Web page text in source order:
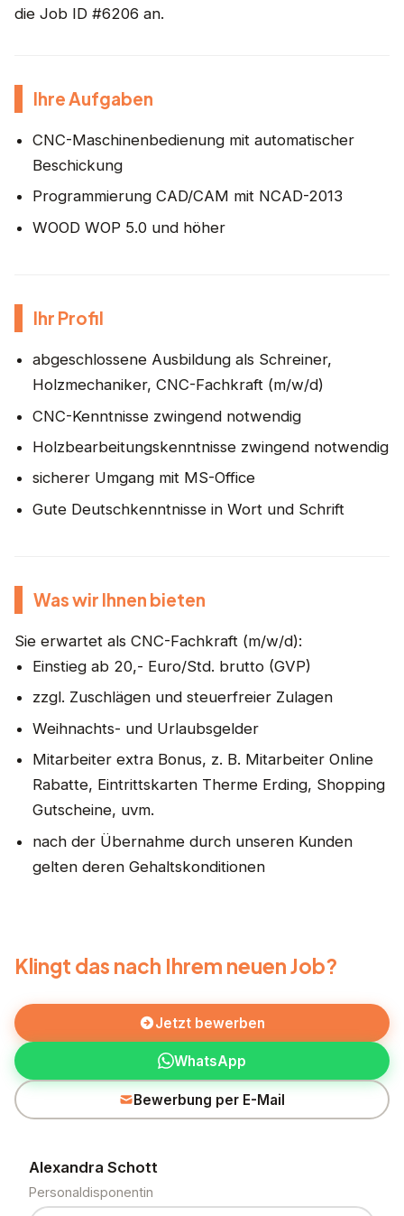
die Job ID #6206 an.
Ihre Aufgaben
CNC-Maschinenbedienung mit automatischer
Beschickung
Programmierung CAD/CAM mit NCAD-2013
WOOD WOP 5.0 und höher
Ihr Profil
abgeschlossene Ausbildung als Schreiner,
Holzmechaniker, CNC-Fachkraft (m/w/d)
CNC-Kenntnisse zwingend notwendig
Holzbearbeitungskenntnisse zwingend notwendig
sicherer Umgang mit MS-Office
Gute Deutschkenntnisse in Wort und Schrift
Was wir Ihnen bieten
Sie erwartet als CNC-Fachkraft (m/w/d):
Einstieg ab 20,- Euro/Std. brutto (GVP)
zzgl. Zuschlägen und steuerfreier Zulagen
Weihnachts- und Urlaubsgelder
Mitarbeiter extra Bonus, z. B. Mitarbeiter Online
Rabatte, Eintrittskarten Therme Erding, Shopping
Gutscheine, uvm.
nach der Übernahme durch unseren Kunden
gelten deren Gehaltskonditionen
Klingt das nach Ihrem neuen Job?
Jetzt bewerben
WhatsApp
Bewerbung per E-Mail
Alexandra Schott
Personaldisponentin